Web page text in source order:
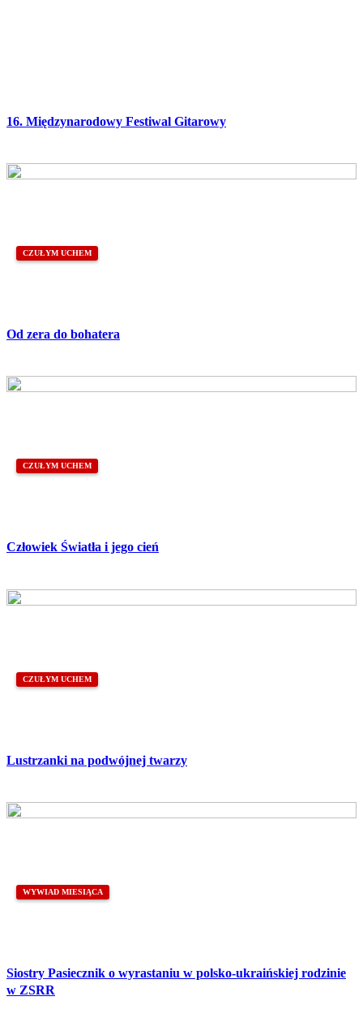
16. Międzynarodowy Festiwal Gitarowy
CZUŁYM UCHEM
Od zera do bohatera
CZUŁYM UCHEM
Człowiek Światła i jego cień
CZUŁYM UCHEM
Lustrzanki na podwójnej twarzy
WYWIAD MIESIĄCA
Siostry Pasiecznik o wyrastaniu w polsko-ukraińskiej rodzinie
w ZSRR